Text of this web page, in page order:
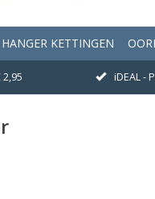
HANGER KETTINGEN
iDEAL -